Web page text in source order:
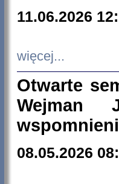
11.06.2026
więcej...
Otwarte
Wejman
08.05.2026